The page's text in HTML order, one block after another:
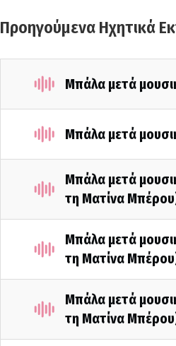
Προηγούμενα Ηχητικά
Μπάλα μετά
Μπάλα μετά
Μπάλα μετά
τη Ματίνα
Μπάλα μετά
τη Ματίνα
Μπάλα μετά
τη Ματίνα